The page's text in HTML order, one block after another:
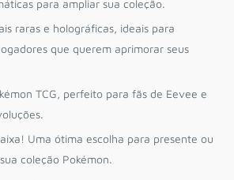
para ampliar sua coleção.
raras e holográficas, ideais para
que querem aprimorar seus
TCG, perfeito para fãs de Eevee e
Uma ótima escolha para presente ou
coleção Pokémon.